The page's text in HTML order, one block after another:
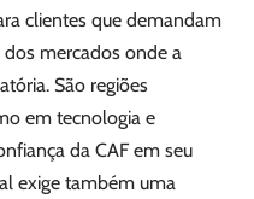
clientes que demandam
dos mercados onde a
São regiões
em tecnologia e
da CAF em seu
exige também uma